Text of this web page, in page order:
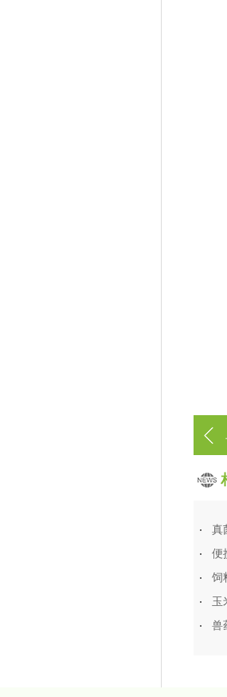
真
便
饲
玉
兽